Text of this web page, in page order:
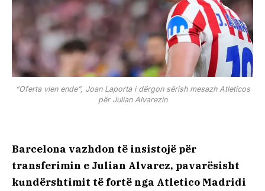
“Oferta vlen ende”, Joan Laporta i dërgon sërish mesazh Atleticos
për Julian Alvarezin
Barcelona vazhdon të insistojë për
transferimin e Julian Alvarez, pavarësisht
kundërshtimit të fortë nga Atletico Madridi